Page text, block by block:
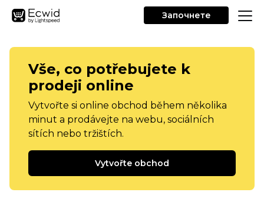
Започнете
Vše, co potřebujete k
prodeji online
Vytvořte si online obchod během několika
minut a prodávejte na webu, sociálních
sítích nebo tržištích.
Vytvořte obchod